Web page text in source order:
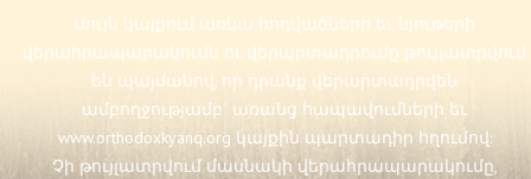
Սույն կայքում առկա հոդվածների եւ նյութերի
վերահրապարակումն ու վերարտադրումը թույլատրվում
են պայմանով, որ դրանք վերարտադրվեն
ամբողջությամբ` առանց հապավումների եւ
www.orthodoxkyanq.org կայքին պարտադիր հղումով:
Չի թույլատրվում մասնակի վերահրապարակումը,